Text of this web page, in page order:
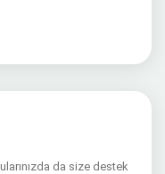
da size destek